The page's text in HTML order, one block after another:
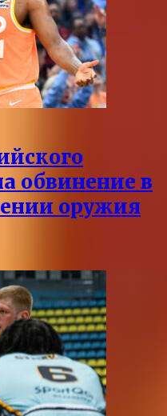
обвинение в
оружия